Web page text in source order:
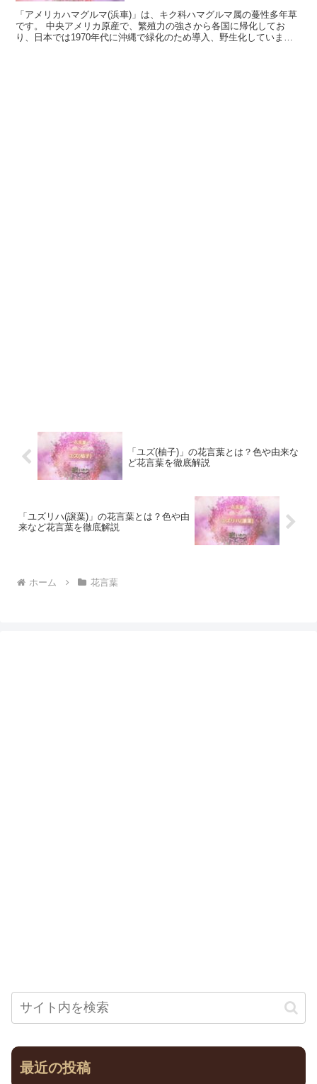
「アメリカハマグルマ(浜車)」は、キク科ハマグルマ属の蔓性多年草
です。 中央アメリカ原産で、繁殖力の強さから各国に帰化してお
り、日本では1970年代に沖縄で緑化のため導入、野生化していま
「ユズ(柚子)」の花言葉とは？色や由来な
ど花言葉を徹底解説
「ユズリハ(譲葉)」の花言葉とは？色や由
来など花言葉を徹底解説
ホーム 花言葉
最近の投稿